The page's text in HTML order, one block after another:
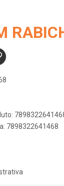
7898322641468